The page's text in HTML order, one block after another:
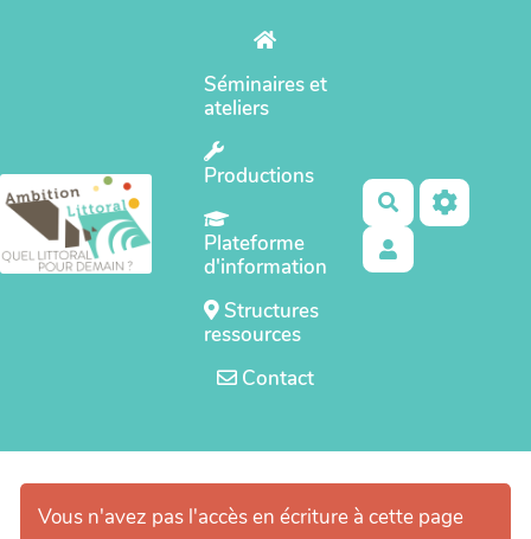
Séminaires et
ateliers
Productions
Plateforme
d'information
Structures
ressources
Contact
Rechercher
Vous n'avez pas l'accès en écriture à cette page